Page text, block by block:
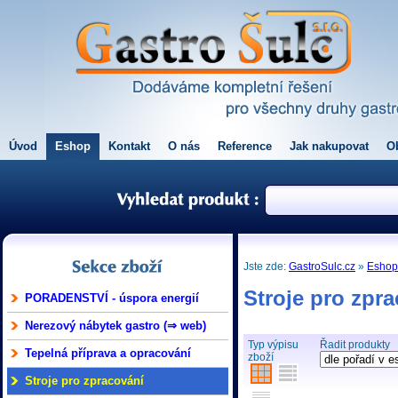
Úvod Eshop Kontakt O nás Reference Jak nakupovat
PORADENSTVÍ - úspora energií
Nerezový nábytek gastro (⇒ web)
Tepelná příprava a opracování
Stroje pro zpracování
Jste zde:GastroSulc.cz » Eshop
Stroje pro
Typ výpisu
zboží
Řadit produkty